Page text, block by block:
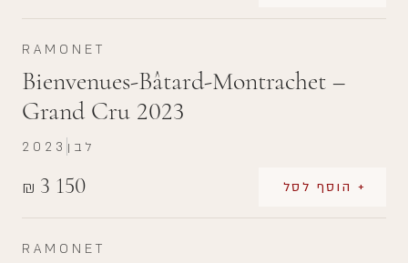
RAMONET
Bienvenues-Bâtard-Montrachet –
Grand Cru 2023
₪ 3 150 + הוסף לסל
2023 לבן
RAMONET